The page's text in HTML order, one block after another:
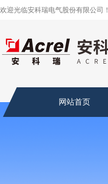
欢迎光临安科瑞电气股份有限公司！
网站首页